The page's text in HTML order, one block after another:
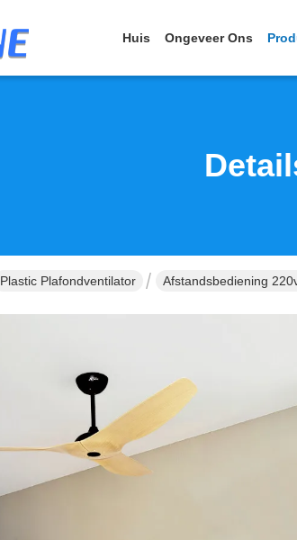
Huis Ongeveer Ons
Plastic Plafondventilator Afstandsbediening